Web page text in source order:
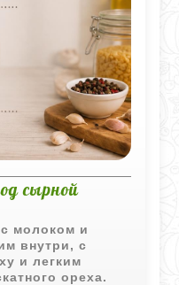
сырной
молоком и
внутри, с
и легким
ореха.